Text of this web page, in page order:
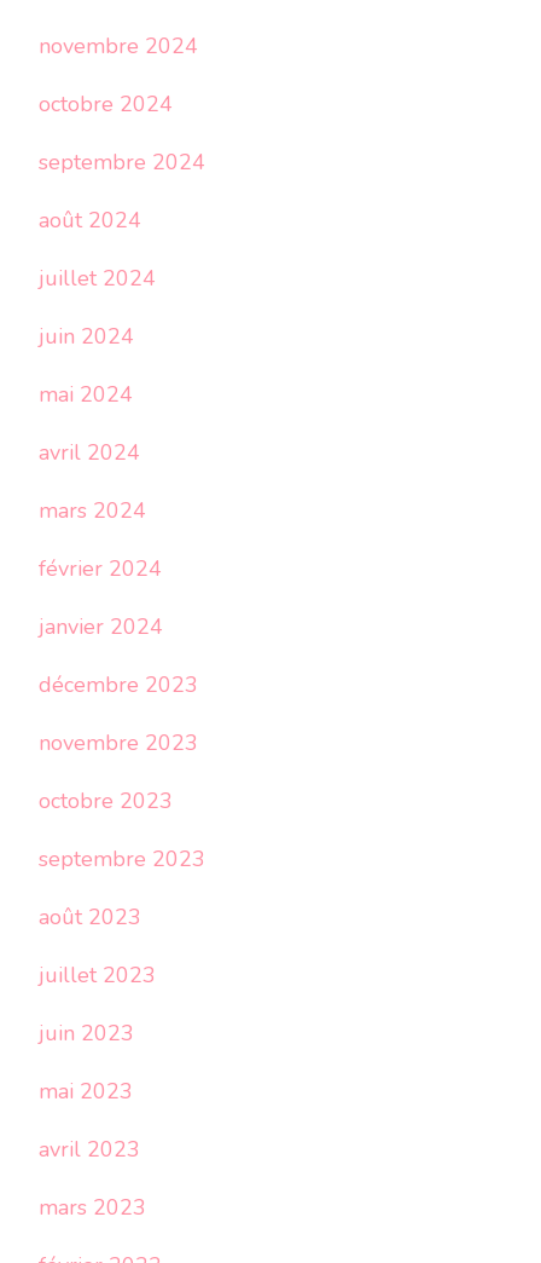
novembre 2024
octobre 2024
septembre 2024
août 2024
juillet 2024
juin 2024
mai 2024
avril 2024
mars 2024
février 2024
janvier 2024
décembre 2023
novembre 2023
octobre 2023
septembre 2023
août 2023
juillet 2023
juin 2023
mai 2023
avril 2023
mars 2023